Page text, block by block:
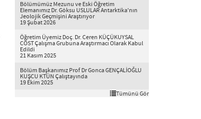
Bölümümüz Mezunu ve Eski Öğretim
Elemanımız Dr. Göksu USLULAR Antarktika'nın
Jeolojik Geçmişini Araştırıyor
19 Şubat 2026
Öğretim Üyemiz Doç. Dr. Ceren KÜÇÜKUYSAL
COST Çalışma Grubuna Araştırmacı Olarak Kabul
Edildi
21 Kasım 2025
Bölüm Başkanımız Prof Dr Gonca GENÇALİOĞLU
KUŞCU KTÜN Çalıştayında
19 Ekim 2025
Tümünü Gör